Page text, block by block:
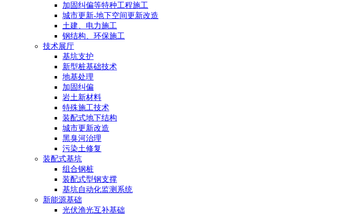
加固纠偏等特种工程施工
城市更新-地下空间更新改造
土建、电力施工
钢结构、环保施工
技术展厅
基坑支护
新型桩基础技术
地基处理
加固纠偏
岩土新材料
特殊施工技术
装配式地下结构
城市更新改造
黑臭河治理
污染土修复
装配式基坑
组合钢桩
装配式型钢支撑
基坑自动化监测系统
新能源基础
光伏渔光互补基础